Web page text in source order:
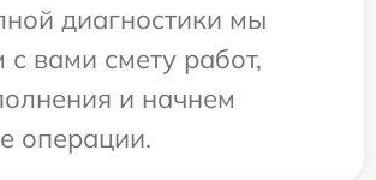
диагностики мы
с вами смету работ,
и начнем
операции.